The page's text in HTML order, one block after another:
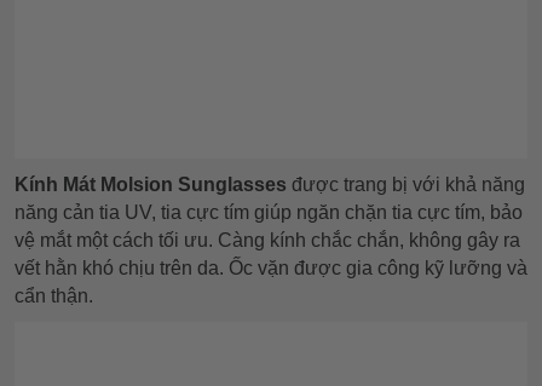
Kính Mát Molsion Sunglasses được trang bị với khả năng
năng cản tia UV, tia cực tím giúp ngăn chặn tia cực tím, bảo
vệ mắt một cách tối ưu. Càng kính chắc chắn, không gây ra
vết hằn khó chịu trên da. Ốc vặn được gia công kỹ lưỡng và
cẩn thận.